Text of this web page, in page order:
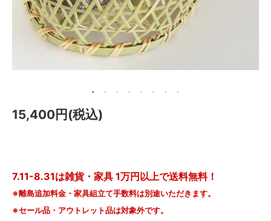
メールマガジン
Instagram
15,400円(税込)
7.11-8.31は雑貨・家具 1万円以上で送料無料！
※離島追加料金・家具組立て手数料は別途いただきます。
※セール品・アウトレット品は対象外です。